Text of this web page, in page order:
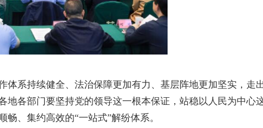
系持续健全、法治保障更加有力、基层阵地更加坚实，走
各部门要坚持党的领导这一根本保证，站稳以人民为中心
、集约高效的“一站式”解纷体系。